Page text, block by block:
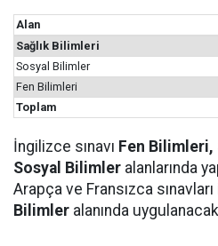
Alan
Sağlık Bilimleri
Sosyal Bilimler
Fen Bilimleri
Toplam
İngilizce sınavı Fen Bilimleri,
Sosyal Bilimler alanlarında
Arapça ve Fransızca
Bilimler alanında